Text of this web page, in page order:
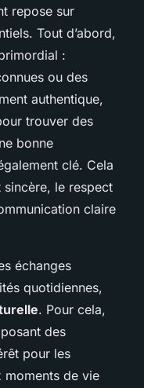
repose sur
Tout d’abord,
:
ou des
authentique,
trouver des
bonne
clé. Cela
sincère, le respect
claire
échanges
quotidiennes,
. Pour cela,
des
pour les
moments de vie